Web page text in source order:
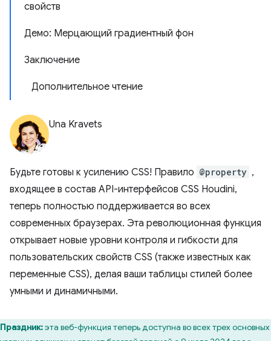
свойств
Демо: Мерцающий градиентный фон
Заключение
Дополнительное чтение
Una Kravets
Будьте готовы к усилению CSS! Правило @property ,
входящее в состав API-интерфейсов CSS Houdini,
теперь полностью поддерживается во всех
современных браузерах. Эта революционная функция
открывает новые уровни контроля и гибкости для
пользовательских свойств CSS (также известных как
переменные CSS), делая ваши таблицы стилей более
умными и динамичными.
Праздник:эта веб-функция теперь доступна во всех трех основных